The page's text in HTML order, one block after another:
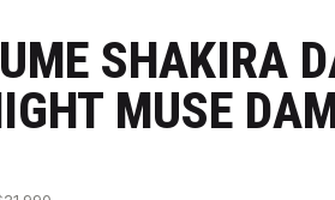
SHAKIRA
MUSE